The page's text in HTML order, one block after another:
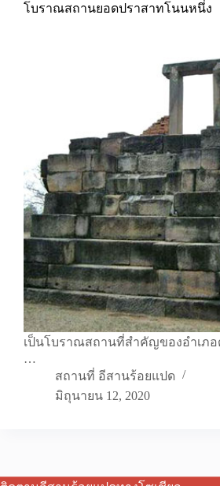
โบราณสถานยอดปราสาทโนนหนึ่ง
เป็นโบราณสถานที่สำคัญของอำเภ
…
สถานที่ อีสานร้อยแปด
มิถุนายน 12, 2020